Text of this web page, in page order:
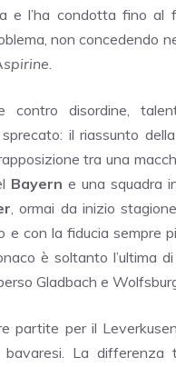
e l’ha condotta fino al
non concedendo
.
contro disordine,
il riassunto
tra una
Bayern e una squadra
, ormai da inizio
e con la fiducia sempre
è soltanto l’ultima
Gladbach e
partite per il
La differenza